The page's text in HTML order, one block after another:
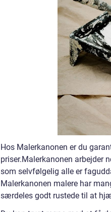
Hos Malerkanonen er du
priser.Malerkanonen arbejder
som selvfølgelig alle er
Malerkanonen malere har
særdeles godt rustede til at